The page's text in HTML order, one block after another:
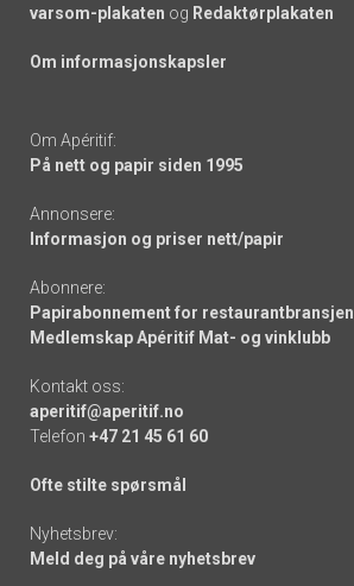
varsom-plakaten og Redaktørplakaten
Om informasjonskapsler
Om Apéritif:
På nett og papir siden 1995
Annonsere:
Informasjon og priser nett/papir
Abonnere:
Papirabonnement for restaurantbransjen
Medlemskap Apéritif Mat- og vinklubb
Kontakt oss:
aperitif@aperitif.no
Telefon +47 21 45 61 60
Ofte stilte spørsmål
Nyhetsbrev:
Meld deg på våre nyhetsbrev